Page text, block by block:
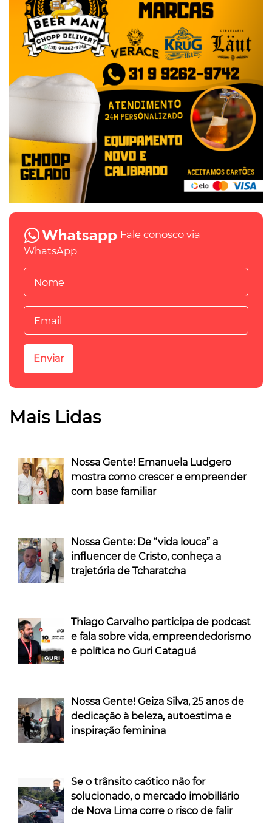
Fale conosco via
WhatsApp
Mais Lidas
Nossa Gente! Emanuela Ludgero
mostra como crescer e empreender
com base familiar
Nossa Gente: De “vida louca” a
influencer de Cristo, conheça a
trajetória de Tcharatcha
Thiago Carvalho participa de podcast
e fala sobre vida, empreendedorismo
e política no Guri Cataguá
Nossa Gente! Geiza Silva, 25 anos de
dedicação à beleza, autoestima e
inspiração feminina
Se o trânsito caótico não for
solucionado, o mercado imobiliário
de Nova Lima corre o risco de falir